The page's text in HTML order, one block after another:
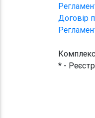
Договір
* -